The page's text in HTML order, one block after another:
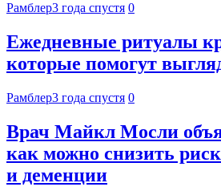
Рамблер3 года спустя 0
Ежедневные ритуалы
которые помогут
Рамблер3 года спустя 0
Врач Майкл Мосли
как можно снизить
и деменции